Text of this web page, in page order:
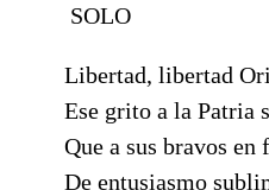
SOLO
Libertad, libertad
Ese grito a la Patria
Que a sus bravos en
De entusiasmo